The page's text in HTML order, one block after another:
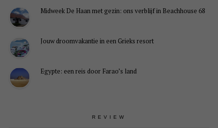
Midweek De Haan met gezin: ons verblijf in Beachhouse 68
Jouw droomvakantie in een Grieks resort
Egypte: een reis door Farao’s land
REVIEW